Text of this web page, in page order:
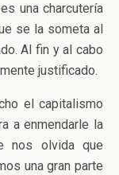
una charcutería
se la someta al
Al fin y al cabo
justificado.
el capitalismo
a enmendarle la
nos olvida que
una gran parte